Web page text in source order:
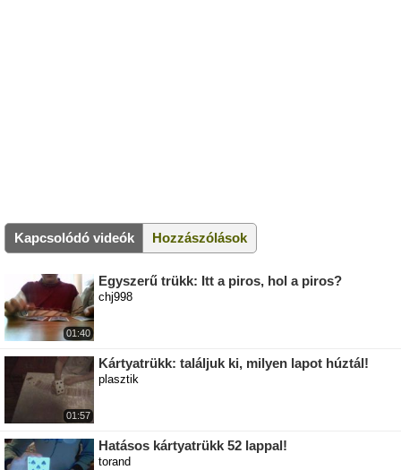
Kapcsolódó videók Hozzászólások
01:40
Egyszerű trükk: Itt a piros, hol a piros?
chj998
01:57
Kártyatrükk: találjuk ki, milyen lapot húztál!
plasztik
Hatásos kártyatrükk 52 lappal!
torand